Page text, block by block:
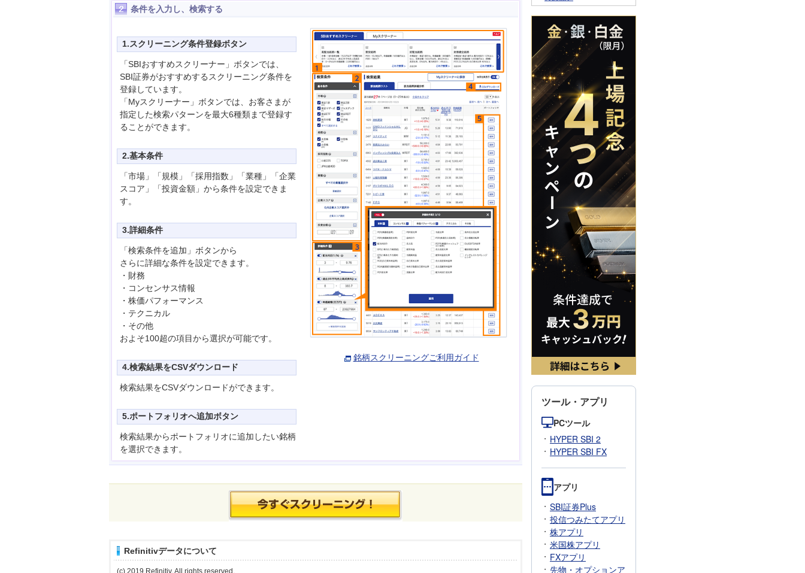
条件を入力し、検索する
1.スクリーニング条件登録ボタン
「SBIおすすめスクリーナー」ボタンでは、
SBI証券がおすすめするスクリーニング条件を
登録しています。
「Myスクリーナー」ボタンでは、お客さまが
指定した検索パターンを最大6種類まで登録す
ることができます。
2.基本条件
「市場」「規模」「採用指数」「業種」「企業
スコア」「投資金額」から条件を設定できま
す。
3.詳細条件
「検索条件を追加」ボタンから
さらに詳細な条件を設定できます。
・財務
・コンセンサス情報
・株価パフォーマンス
・テクニカル
・その他
およそ100超の項目から選択が可能です。
4.検索結果をCSVダウンロード
検索結果をCSVダウンロードができます。
5.ポートフォリオへ追加ボタン
検索結果からポートフォリオに追加したい銘柄
を選択できます。
銘柄スクリーニングご利用ガイド
Refinitivデータについて
(c) 2019 Refinitiv. All rights reserved.
ツール・アプリ
PCツール
HYPER SBI 2
HYPER SBI FX
アプリ
SBI証券Plus
投信つみたてアプリ
株アプリ
米国株アプリ
FXアプリ
先物・オプションア